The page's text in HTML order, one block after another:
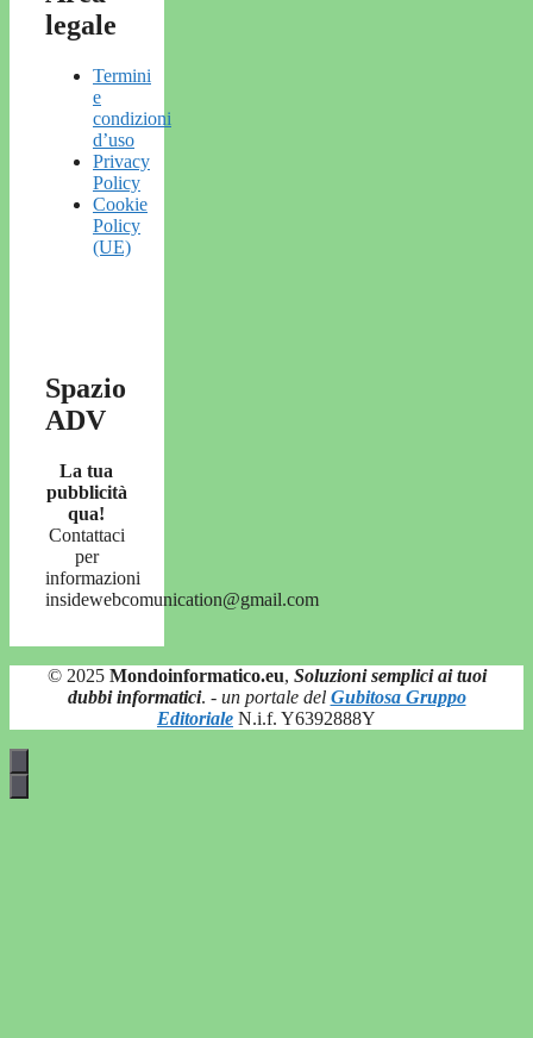
legale
Termini
e
condizioni
d’uso
Privacy
Policy
Cookie
Policy
(UE)
Spazio
ADV
La tua
pubblicità
qua!
Contattaci
per
informazioni
insidewebcomunication@gmail.com
© 2025 Mondoinformatico.eu, Soluzioni semplici ai tuoi
dubbi informatici. - un portale del Gubitosa Gruppo
Editoriale N.i.f. Y6392888Y